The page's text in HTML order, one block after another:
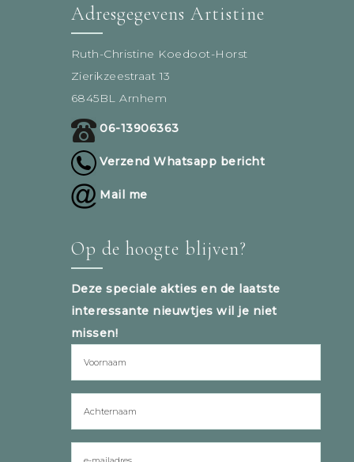
Adresgegevens Artistine
Ruth-Christine Koedoot-Horst
Zierikzeestraat 13
6845BL Arnhem
06-13906363
Verzend Whatsapp bericht
Mail me
Op de hoogte blijven?
Deze speciale akties en de laatste
interessante nieuwtjes wil je niet
missen!